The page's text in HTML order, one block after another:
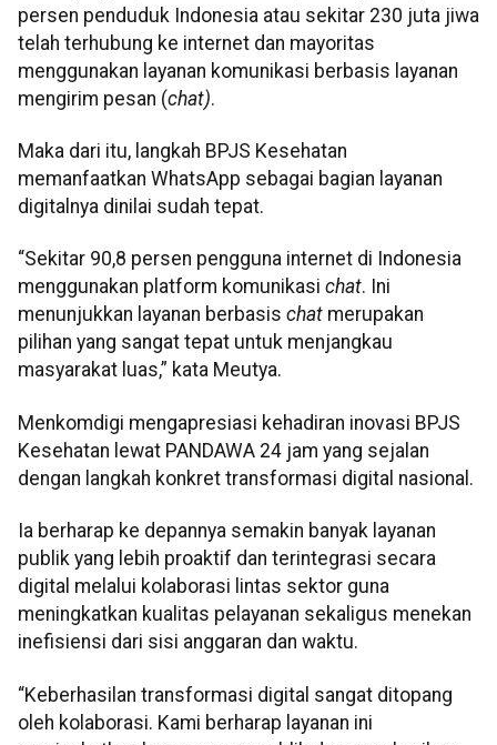
persen penduduk Indonesia atau sekitar 230 juta jiwa
telah terhubung ke internet dan mayoritas
menggunakan layanan komunikasi berbasis layanan
mengirim pesan (chat).
Maka dari itu, langkah BPJS Kesehatan
memanfaatkan WhatsApp sebagai bagian layanan
digitalnya dinilai sudah tepat.
“Sekitar 90,8 persen pengguna internet di Indonesia
menggunakan platform komunikasi chat. Ini
menunjukkan layanan berbasis chat merupakan
pilihan yang sangat tepat untuk menjangkau
masyarakat luas,” kata Meutya.
Menkomdigi mengapresiasi kehadiran inovasi BPJS
Kesehatan lewat PANDAWA 24 jam yang sejalan
dengan langkah konkret transformasi digital nasional.
Ia berharap ke depannya semakin banyak layanan
publik yang lebih proaktif dan terintegrasi secara
digital melalui kolaborasi lintas sektor guna
meningkatkan kualitas pelayanan sekaligus menekan
inefisiensi dari sisi anggaran dan waktu.
“Keberhasilan transformasi digital sangat ditopang
oleh kolaborasi. Kami berharap layanan ini